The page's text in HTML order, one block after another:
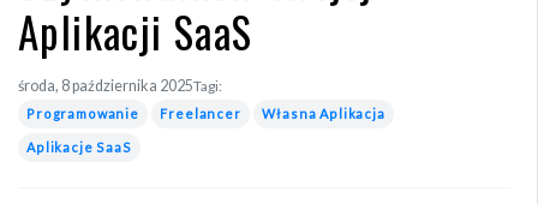
Aplikacji SaaS
środa, 8 października 2025Tagi:
Programowanie Freelancer Własna Aplikacja
Aplikacje SaaS